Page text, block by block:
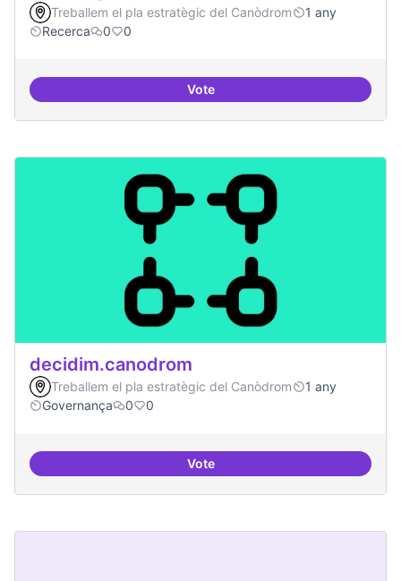
Treballem el pla estratègic del Canòdrom
1 any
Recerca
0 0
VoteImplementacions de solucions
decidim.canodrom
Treballem el pla estratègic del Canòdrom
1 any
Governança
0 0
Votedecidim.canodrom